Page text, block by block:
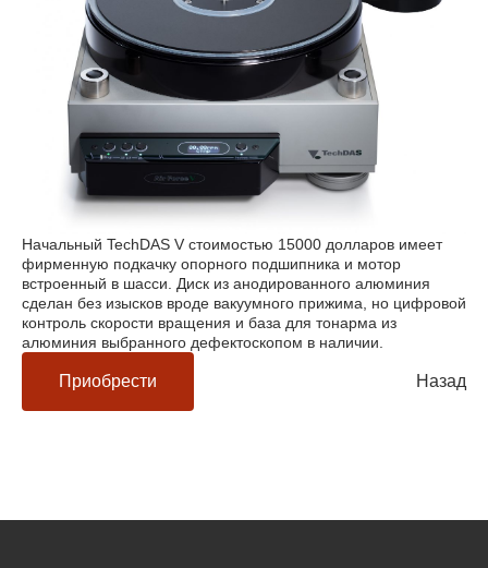
Начальный TechDAS V стоимостью 15000 долларов имеет
фирменную подкачку опорного подшипника и мотор
встроенный в шасси. Диск из анодированного алюминия
сделан без изысков вроде вакуумного прижима, но цифровой
контроль скорости вращения и база для тонарма из
алюминия выбранного дефектоскопом в наличии.
Приобрести Назад